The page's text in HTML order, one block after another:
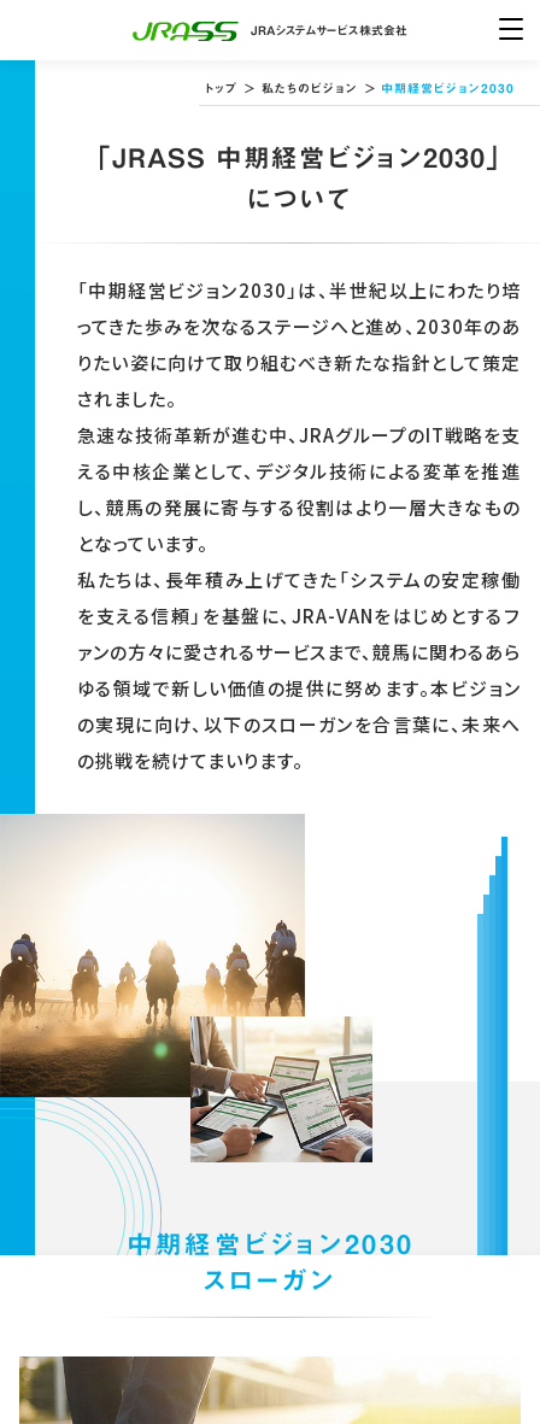
JRAシステムサービス株式会社
トップ ＞ 私たちのビジョン ＞ 中期経営ビジョン2030
「JRASS 中期経営ビジョン2030」
について
「中期経営ビジョン2030」は、半世紀以上にわたり培
ってきた歩みを次なるステージへと進め、2030年のあ
りたい姿に向けて取り組むべき新たな指針として策定
されました。
急速な技術革新が進む中、JRAグループのIT戦略を支
える中核企業として、デジタル技術による変革を推進
し、競馬の発展に寄与する役割はより一層大きなもの
となっています。
私たちは、長年積み上げてきた「システムの安定稼働
を支える信頼」を基盤に、JRA-VANをはじめとするフ
ァンの方々に愛されるサービスまで、競馬に関わるあら
ゆる領域で新しい価値の提供に努めます。本ビジョン
の実現に向け、以下のスローガンを合言葉に、未来へ
の挑戦を続けてまいります。
中期経営ビジョン2030
スローガン
事業紹介
採用情報